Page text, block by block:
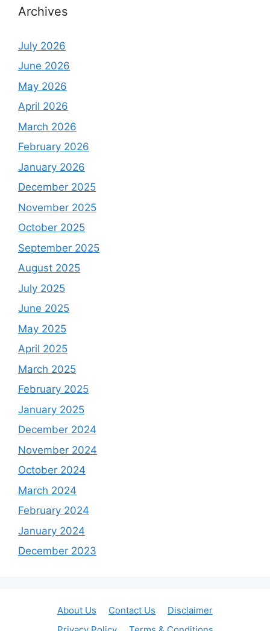
Archives
July 2026
June 2026
May 2026
April 2026
March 2026
February 2026
January 2026
December 2025
November 2025
October 2025
September 2025
August 2025
July 2025
June 2025
May 2025
April 2025
March 2025
February 2025
January 2025
December 2024
November 2024
October 2024
March 2024
February 2024
January 2024
December 2023
About Us Contact Us
Disclaimer